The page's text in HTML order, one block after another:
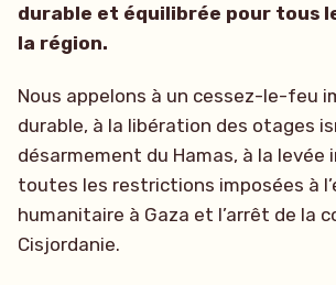
durable et équilibrée pour tous
la région.
Nous appelons à un cessez-le-feu
durable, à la libération des otages
désarmement du Hamas, à la levée
toutes les restrictions imposées à
humanitaire à Gaza et l’arrêt de la
Cisjordanie.